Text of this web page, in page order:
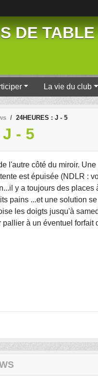
DE
La vie du club
24HEURES : J - 5
- 5
l'autre côté du miroir.
est épuisée (NDLR :
y a toujours des
pains ...et une solution
les doigts jusqu'à
à un éventuel